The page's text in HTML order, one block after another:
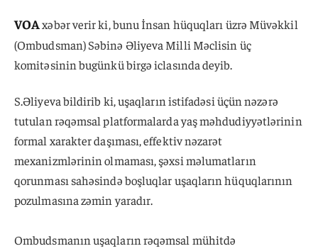
VOAxəbər verir ki, bunu İnsan hüquqları üzrə Müvəkkil
(Ombudsman) Səbinə Əliyeva Milli Məclisin üç
komitəsinin bugünkü birgə iclasında deyib.
S.Əliyeva bildirib ki, uşaqların istifadəsi üçün nəzərə
tutulan rəqəmsal platformalarda yaş məhdudiyyətlərinin
formal xarakter daşıması, effektiv nəzarət
mexanizmlərinin olmaması, şəxsi məlumatların
qorunması sahəsində boşluqlar uşaqların hüquqlarının
pozulmasına zəmin yaradır.
Ombudsmanın uşaqların rəqəmsal mühitdə